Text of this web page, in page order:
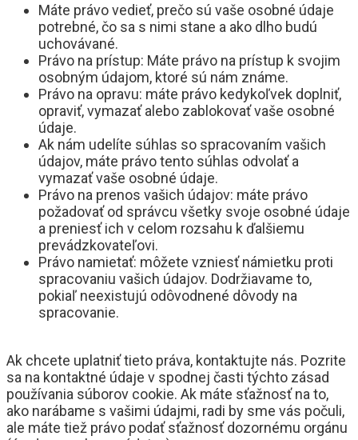
Máte právo vedieť, prečo sú vaše osobné údaje
potrebné, čo sa s nimi stane a ako dlho budú
uchovávané.
Právo na prístup: Máte právo na prístup k svojim
osobným údajom, ktoré sú nám známe.
Právo na opravu: máte právo kedykoľvek doplniť,
opraviť, vymazať alebo zablokovať vaše osobné
údaje.
Ak nám udelíte súhlas so spracovaním vašich
údajov, máte právo tento súhlas odvolať a
vymazať vaše osobné údaje.
Právo na prenos vašich údajov: máte právo
požadovať od správcu všetky svoje osobné údaje
a preniesť ich v celom rozsahu k ďalšiemu
prevádzkovateľovi.
Právo namietať: môžete vzniesť námietku proti
spracovaniu vašich údajov. Dodržiavame to,
pokiaľ neexistujú odôvodnené dôvody na
spracovanie.
Ak chcete uplatniť tieto práva, kontaktujte nás. Pozrite
sa na kontaktné údaje v spodnej časti týchto zásad
používania súborov cookie. Ak máte sťažnosť na to,
ako narábame s vašimi údajmi, radi by sme vás počuli,
ale máte tiež právo podať sťažnosť dozornému orgánu